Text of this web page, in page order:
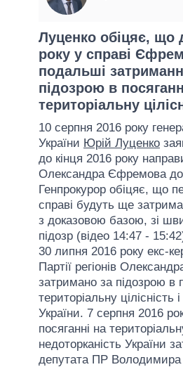
ОГЛЯДИ
ДАЙДЖЕСТИ
ПРЕЗИДЕНТ І ОФІС
ВЕРХОВНА РАДА
КАБІНЕТ МІНІСТРІВ
ГОЛОВИ
МЕРИ МІСТ
ВСІ ПЕРСОНИ
ПОРІВНЯННЯ
Луценко обіцяє, що
року у справі
подальші
підозрою в
територіальну
10 серпня 2016 року
України Юрій Луценко
до кінця 2016 року
Олександра Єфремова до
Генпрокурор обіцяє, що
справі будуть ще
з доказовою базою, зі
підозр (відео 14:47 -
30 липня 2016 року екс-
Партії регіонів
затримано за підозрою в
територіальну цілісність
України. 7 серпня 2016
посяганні на
недоторканість України
депутата ПР